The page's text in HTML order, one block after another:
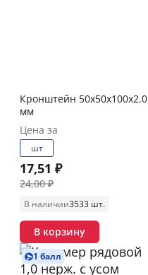
Кронштейн 50х50х100х2.0
мм
Цена за
шт
17,51 ₽
24,00 ₽
В наличии3533 шт.
В корзину
1 балл